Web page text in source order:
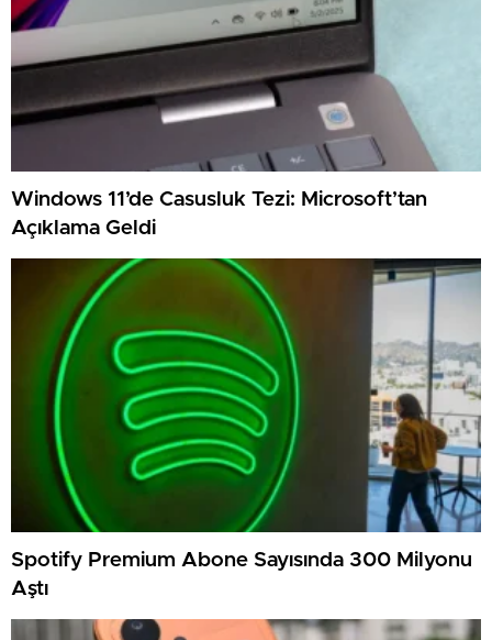
Windows 11’de Casusluk Tezi: Microsoft’tan
Açıklama Geldi
Spotify Premium Abone Sayısında 300 Milyonu
Aştı